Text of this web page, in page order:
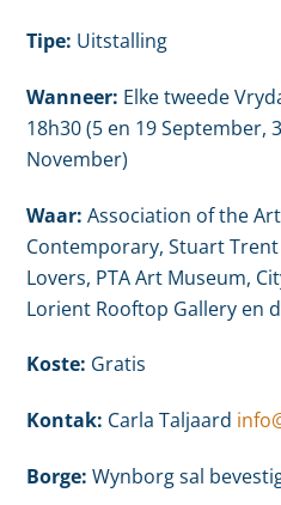
Tipe: Uitstalling
Wanneer: Elke tweede
18h30 (5 en 19 September,
November)
Waar:Association of the
Contemporary, Stuart
Lovers, PTA Art Museum,
Lorient Rooftop Gallery en
Koste: Gratis
Kontak: Carla Taljaard
Borge: Wynborg sal